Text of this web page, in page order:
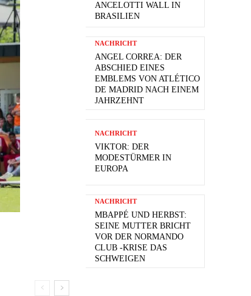
ANCELOTTI WALL IN
BRASILIEN
NACHRICHT
ANGEL CORREA: DER
ABSCHIED EINES
EMBLEMS VON ATLÉTICO
DE MADRID NACH EINEM
JAHRZEHNT
NACHRICHT
VIKTOR: DER
MODESTÜRMER IN
EUROPA
NACHRICHT
MBAPPÉ UND HERBST:
SEINE MUTTER BRICHT
VOR DER NORMANDO
CLUB -KRISE DAS
SCHWEIGEN